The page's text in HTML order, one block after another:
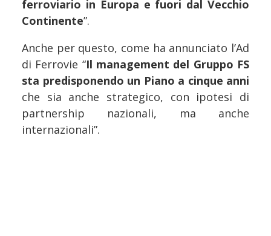
ferroviario in Europa e fuori dal Vecchio
Continente”.
Anche per questo, come ha annunciato l’Ad
di Ferrovie “Il management del Gruppo FS
sta predisponendo un Piano a cinque anni
che sia anche strategico, con ipotesi di
partnership nazionali, ma anche
internazionali”.